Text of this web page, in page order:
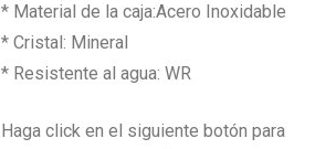
* Material de la caja:Acero Inoxidable
* Cristal: Mineral
* Resistente al agua: WR
Haga click en el siguiente botón para